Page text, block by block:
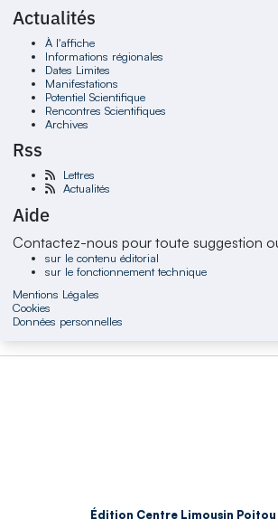
Actualités
À l'affiche
Informations régionales
Dates Limites
Manifestations
Potentiel Scientifique
Rencontres Scientifiques
Archives
Rss
Lettres
Actualités
Aide
Contactez-nous pour toute suggestion
sur le contenu éditorial
sur le fonctionnement technique
Mentions Légales
Cookies
Données personnelles
Édition Centre Limousin